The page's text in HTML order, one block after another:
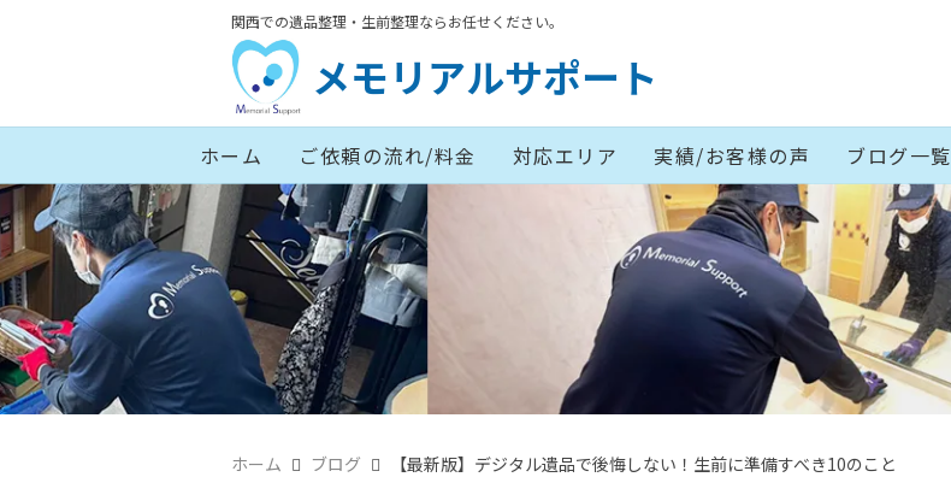
関西での遺品整理・生前整理ならお任せください。
メモリアルサポート
ホーム ご依頼の流れ/料金 対応エリア 実績/お客様の声 ブログ一覧
ホーム ブログ 【最新版】デジタル遺品で後悔しない！生前に準備すべき10のこと